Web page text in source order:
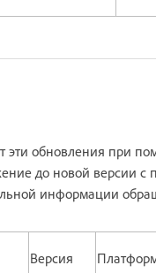
эти обновления при
до новой версии
информации
Версия